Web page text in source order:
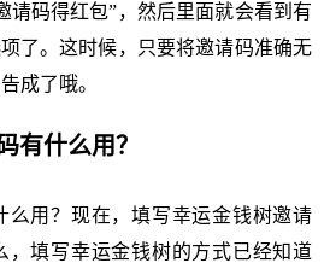
请码得红包”，然后里面就会看到有
了。这时候，只要将邀请码准确无
成了哦。
有什么用？
么用？现在，填写幸运金钱树邀请
，填写幸运金钱树的方式已经知道